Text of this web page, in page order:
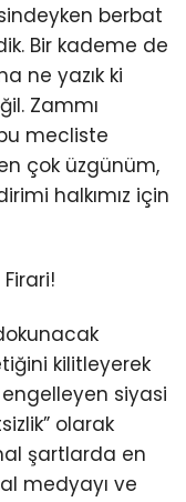
berbat
Bir kademe de
ne yazık ki
Zammı
mecliste
çok üzgünüm,
halkımız için
kilitleyerek
siyasi
olarak
şartlarda en
medyayı ve